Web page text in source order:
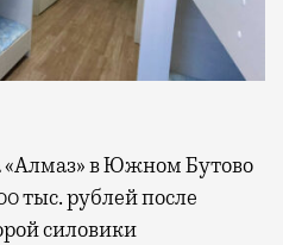
«Алмаз» в Южном Бутово
тыс. рублей после
силовики